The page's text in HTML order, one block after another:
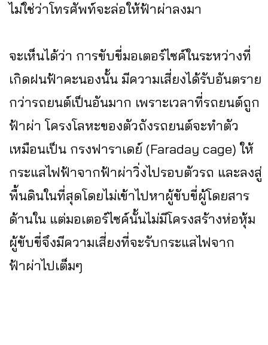
ไม่ใช่ว่าโทรศัพท์จะล่อให้ฟ้าผ่าลงมา
จะเห็นได้ว่า การขับขี่มอเตอร์ไซค์ในระหว่างที่
เกิดฝนฟ้าคะนองนั้น มีความเสี่ยงได้รับอันตราย
กว่ารถยนต์เป็นอันมาก เพราะเวลาที่รถยนต์ถูก
ฟ้าผ่า โครงโลหะของตัวถังรถยนต์จะทำตัว
เหมือนเป็น กรงฟาราเดย์ (Faraday cage) ให้
กระแสไฟฟ้าจากฟ้าผ่าวิ่งไปรอบตัวรถ และลงสู่
พื้นดินในที่สุดโดยไม่เข้าไปหาผู้ขับขี่ผู้โดยสาร
ด้านใน แต่มอเตอร์ไซค์นั้นไม่มีโครงสร้างห่อหุ้ม
ผู้ขับขี่จึงมีความเสี่ยงที่จะรับกระแสไฟจาก
ฟ้าผ่าไปเต็มๆ